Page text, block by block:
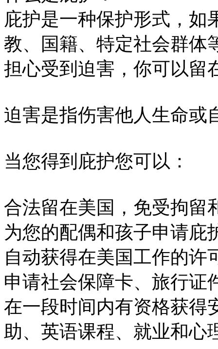
庇护是一种保护形式，如
教、国籍、特定社会群体
担心受到迫害，你可以留
迫害是指伤害他人生命或
当您得到庇护您可以：
合法留在美国，免受拘留
为您的配偶和孩子申请庇
自动获得在美国工作的许
申请社会保障卡、旅行证
在一段时间内有资格获得
助、英语课程、就业和心